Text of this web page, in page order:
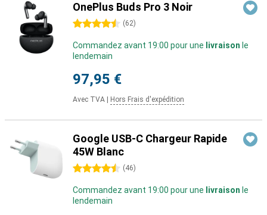
OnePlus Buds Pro 3 Noir
4.5 étoiles (62)
Commandez avant 19:00 pour une livraison le
lendemain
97,95 €
Avec TVA Hors Frais d'expédition
Google USB-C Chargeur Rapide
45W Blanc
4.5 étoiles (46)
Commandez avant 19:00 pour une livraison le
lendemain